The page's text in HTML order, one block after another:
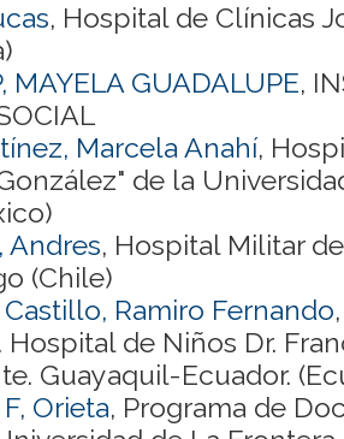
, Hospital de Clínicas
MAYELA GUADALUPE,
Marcela Anahí,
de la
Andres, Hospital Militar
(Chile)
Ramiro Fernando
Hospital de Niños Dr.
Guayaquil-Ecuador.
Orieta, Programa de